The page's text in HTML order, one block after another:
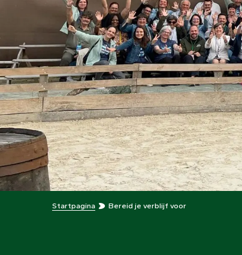
Startpagina Bereid je verblijf voor